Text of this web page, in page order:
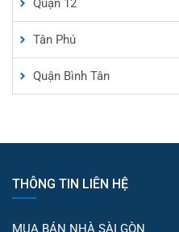
Quận 12
Tân Phú
Quận Bình Tân
THÔNG TIN LIÊN HỆ